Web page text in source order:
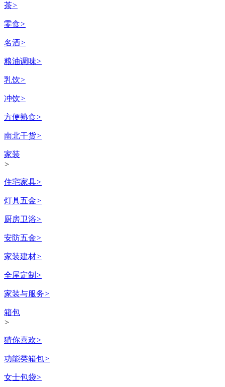
茶>
零食>
名酒>
粮油调味>
乳饮>
冲饮>
方便熟食>
南北干货>
家装
>
住宅家具>
灯具五金>
厨房卫浴>
安防五金>
家装建材>
全屋定制 >
家装与服务>
箱包
>
猜你喜欢>
功能类箱包>
女士包袋>